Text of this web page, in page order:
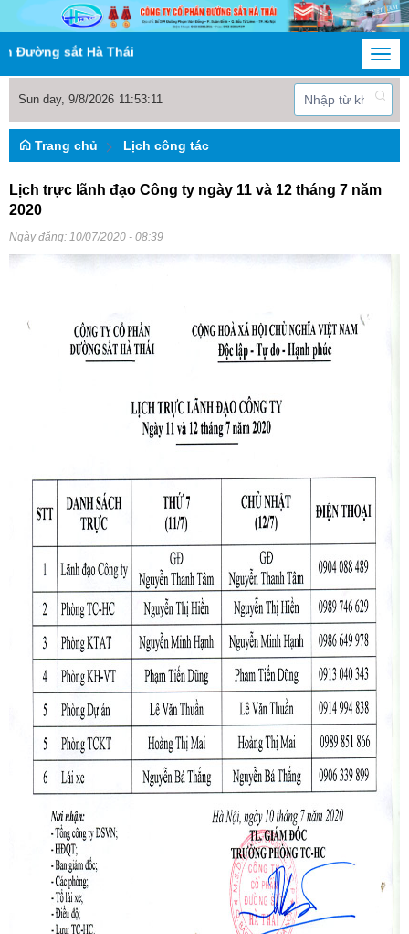
sắt Hà Thái
Sun day, 9/8/2026 11:53:12
Trang chủ Lịch công tác
Lịch trực lãnh đạo Công ty ngày 11 và 12 tháng 7 năm
2020
Ngày đăng: 10/07/2020 - 08:39